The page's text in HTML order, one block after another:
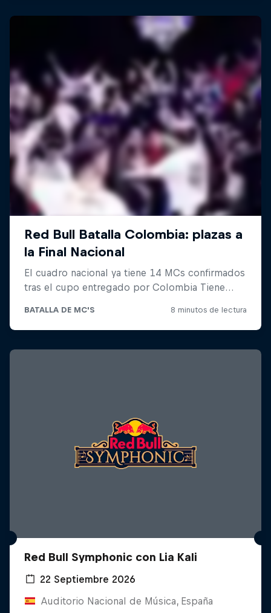
Red Bull Symphonic con Lia Kali
22 Septiembre 2026
Auditorio Nacional de Música, España